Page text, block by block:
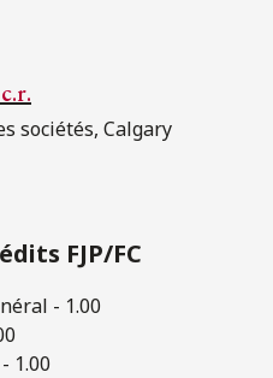
sociétés, Calgary
FJP/FC
- 1.00
1.00